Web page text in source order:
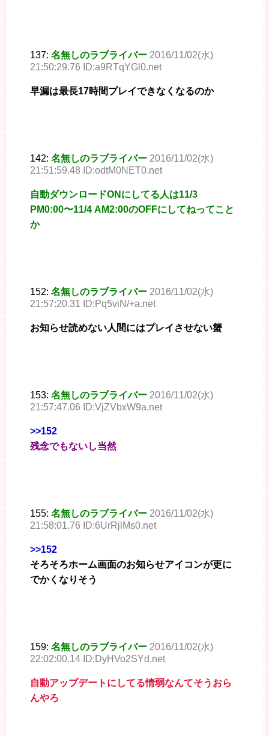
137: 名無しのラブライバー 2016/11/02(水)
21:50:29.76 ID:a9RTqYGl0.net
早漏は最長17時間プレイできなくなるのか
142: 名無しのラブライバー 2016/11/02(水)
21:51:59.48 ID:odtM0NET0.net
自動ダウンロードONにしてる人は11/3
PM0:00〜11/4 AM2:00のOFFにしてねってこと
か
152: 名無しのラブライバー 2016/11/02(水)
21:57:20.31 ID:Pq5viN/+a.net
お知らせ読めない人間にはプレイさせない蟹
153: 名無しのラブライバー 2016/11/02(水)
21:57:47.06 ID:VjZVbxW9a.net
>>152
残念でもないし当然
155: 名無しのラブライバー 2016/11/02(水)
21:58:01.76 ID:6UrRjlMs0.net
>>152
そろそろホーム画面のお知らせアイコンが更に
でかくなりそう
159: 名無しのラブライバー 2016/11/02(水)
22:02:00.14 ID:DyHVo2SYd.net
自動アップデートにしてる情弱なんてそうおら
んやろ